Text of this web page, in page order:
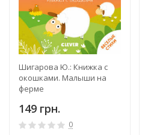
Шигарова Ю.: Книжка с
окошками. Малыши на
ферме
149 грн.
0